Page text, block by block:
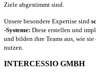
Ziele abgestimmt sind.
Unsere besondere Expertise sind
-Systeme: Diese erstellen und
und bilden ihre Teams aus, wie
nutzen.
INTERCESSIO GMBH